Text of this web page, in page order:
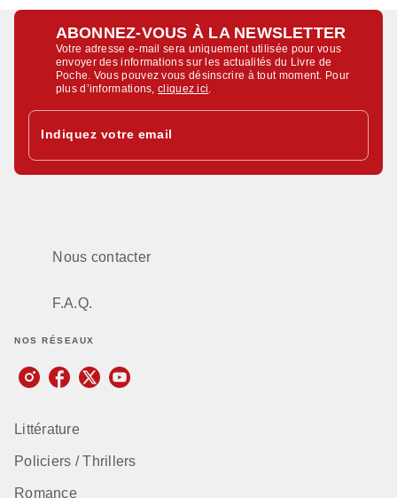
ABONNEZ-VOUS À LA NEWSLETTER
Votre adresse e-mail sera uniquement utilisée pour vous
envoyer des informations sur les actualités du Livre de
Poche. Vous pouvez vous désinscrire à tout moment. Pour
plus d’informations,cliquez ici
Indiquez votre email
Nous contacter
F.A.Q.
NOS RÉSEAUX
Littérature
Policiers / Thrillers
Romance